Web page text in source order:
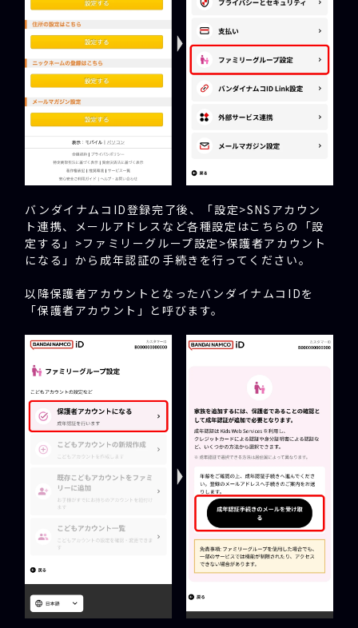
バンダイナムコID登録完了後、「設定>SNSアカウン
ト連携、メールアドレスなど各種設定はこちらの「設
定する」>ファミリーグループ設定>保護者アカウント
になる」から成年認証の手続きを行ってください。
以降保護者アカウントとなったバンダイナムコIDを
「保護者アカウント」と呼びます。